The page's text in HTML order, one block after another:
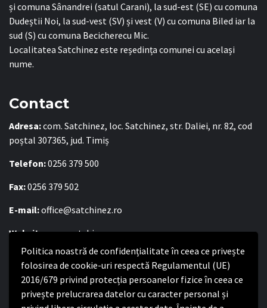
Politica noastră de confidențialitate în ceea ce privește
folosirea de cookie-uri respectă Regulamentul (UE)
2016/679 privind protecția persoanelor fizice în ceea ce
privește prelucrarea datelor cu caracter personal și
și comuna Sânandrei (satul Carani), la sud-est (SE) cu comuna
Dudeștii Noi, la sud-vest (SV) și vest (V) cu comuna Biled iar la
sud (S) cu comuna Becicherecu Mic.
Localitatea Satchinez este reședința comunei cu același
nume.
Contact
Adresa:com. Satchinez, loc. Satchinez, str. Daliei, nr. 82, cod
poștal 307365, jud. Timiș
Telefon:0256 379 500
Fax:0256 379 502
E-mail:office@satchinez.ro
Website:www.satchinez.ro
Program cu publicul:
Luni – Joi:8:00-16:30
Vineri:8:00 – 14:00